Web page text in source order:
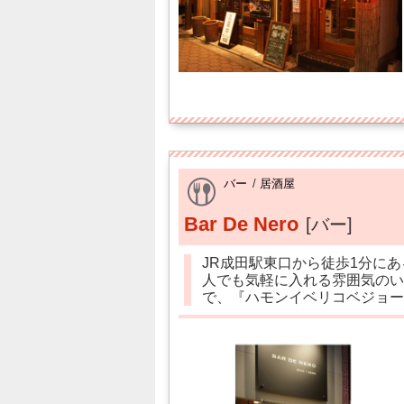
バー / 居酒屋
Bar De Nero [バー]
JR成田駅東口から徒歩1分に
人でも気軽に入れる雰囲気の
で、『ハモンイベリコベジョ